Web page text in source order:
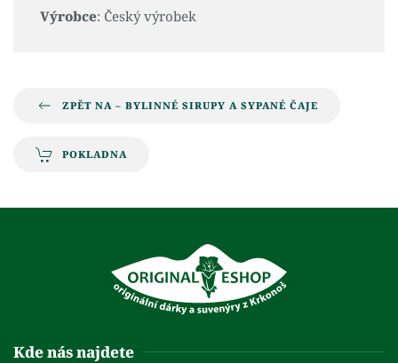
Výrobce: Český výrobek
ZPĚT NA – BYLINNÉ SIRUPY A SYPANÉ ČAJE
POKLADNA
Kde nás najdete